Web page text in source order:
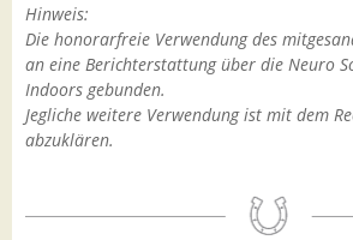
Hinweis:
Die honorarfreie Verwendung des
an eine Berichterstattung über die Neuro
Indoors gebunden.
Jegliche weitere Verwendung ist mit dem
abzuklären.